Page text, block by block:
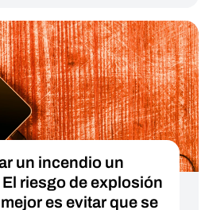
un incendio un
riesgo de explosión
es evitar que se